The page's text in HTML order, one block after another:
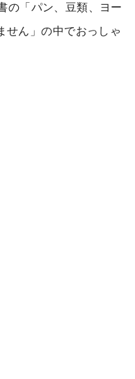
の「パン、豆類、ヨー
せん」の中でおっしゃ